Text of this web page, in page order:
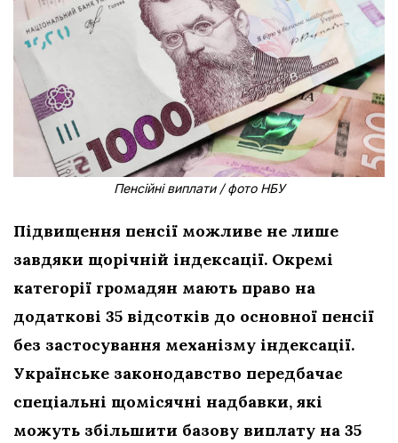
Пенсійні виплати / фото НБУ
Підвищення пенсії можливе не лише
завдяки щорічній індексації. Окремі
категорії громадян мають право на
додаткові 35 відсотків до основної пенсії
без застосування механізму індексації.
Українське законодавство передбачає
спеціальні щомісячні надбавки, які
можуть збільшити базову виплату на 35